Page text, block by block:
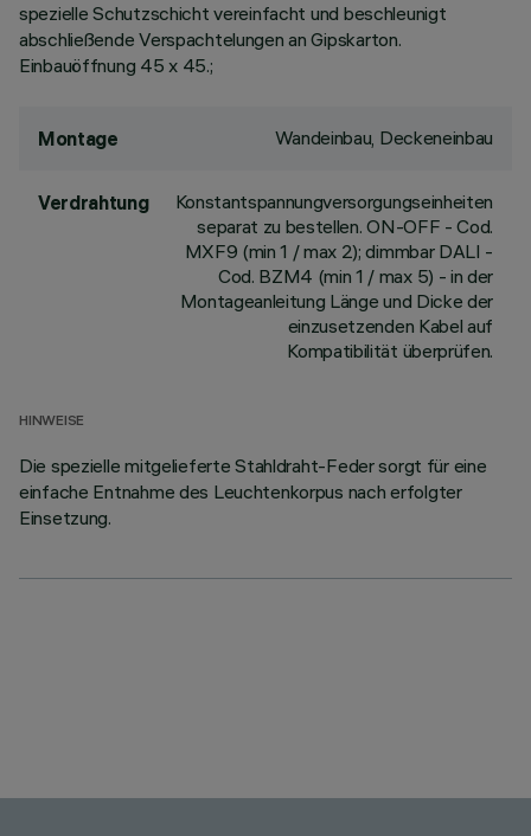
spezielle Schutzschicht vereinfacht und beschleunigt
abschließende Verspachtelungen an Gipskarton.
Einbauöffnung 45 x 45.;
Montage Wandeinbau, Deckeneinbau
Verdrahtung
Konstantspannungversorgungseinheiten
separat zu bestellen. ON-OFF - Cod.
MXF9 (min 1 / max 2); dimmbar DALI -
Cod. BZM4 (min 1 / max 5) - in der
Montageanleitung Länge und Dicke der
einzusetzenden Kabel auf
Kompatibilität überprüfen.
HINWEISE
Die spezielle mitgelieferte Stahldraht-Feder sorgt für eine
einfache Entnahme des Leuchtenkorpus nach erfolgter
Einsetzung.